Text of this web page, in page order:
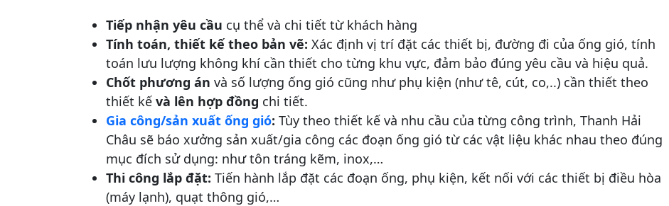
Tiếp nhận yêu cầu cụ thể và chi tiết từ khách hàng
Tính toán, thiết kế theo bản vẽ: Xác định vị trí đặt các thiết bị, đường đi của ống gió, tính
toán lưu lượng không khí cần thiết cho từng khu vực, đảm bảo đúng yêu cầu và hiệu quả.
Chốt phương án và số lượng ống gió cũng như phụ kiện (như tê, cút, co,..) cần thiết theo
thiết kế và lên hợp đồng chi tiết.
Gia công/sản xuất ống gió: Tùy theo thiết kế và nhu cầu của từng công trình, Thanh Hải
Châu sẽ báo xưởng sản xuất/gia công các đoạn ống gió từ các vật liệu khác nhau theo đúng
mục đích sử dụng: như tôn tráng kẽm, inox,…
Thi công lắp đặt: Tiến hành lắp đặt các đoạn ống, phụ kiện, kết nối với các thiết bị điều hòa
(máy lạnh), quạt thông gió,…